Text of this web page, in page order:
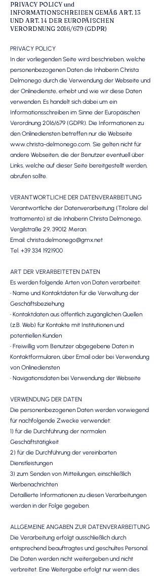
PRIVACY POLICY und
INFORMATIONSCHREIBEN GEMÄß ART. 13
UND ART. 14 DER EUROPÄISCHEN
VERORDNUNG 2016/679 (GDPR)
PRIVACY POLICY
In der vorliegenden Seite wird beschrieben, welche
personenbezogenen Daten die Inhaberin Christa
Delmonego durch die Verwendung der Webseite und
der Onlinedienste, erhebt und wie wir diese Daten
verwenden. Es handelt sich dabei um ein
Informationsschreiben im Sinne der Europäischen
Verordnung 2016/679 (GDPR). Die Informationen zu
den Onlinediensten betreffen nur die Webseite
www.christa-delmonego.com. Sie gelten nicht für
andere Webseiten, die der Benutzer eventuell über
Links, welche auf dieser Seite bereitgestellt werden,
abrufen sollte.
VERANTWORTLICHE DER DATENVERARBEITUNG
Verantwortliche der Datenverarbeitung (Titolare del
trattamento) ist die Inhaberin Christa Delmonego,
Vergilstraße 29, 39012 Meran.
Email: christa.delmonego@gmx.net
Tel. +39 334 1921900
ART DER VERARBEITETEN DATEN
Es werden folgende Arten von Daten verarbeitet:
• Name und Kontaktdaten für die Verwaltung der
Geschäftsbeziehung
• Kontaktdaten aus öffentlich zugänglichen Quellen
(z.B. Web) für Kontakte mit Institutionen und
potentiellen Kunden
• Freiwillig vom Benutzer abgegebene Daten in
Kontaktformularen, über Email oder bei Verwendung
von Onlinediensten
• Navigationsdaten bei Verwendung der Webseite
VERWENDUNG DER DATEN
Die personenbezogenen Daten werden vorwiegend
für nachfolgende Zwecke verwendet:
1) für die Durchführung der normalen
Geschäftstätigkeit
2) für die Durchführung der vereinbarten
Dienstleistungen
3) zum Senden von Mitteilungen, einschließlich
Werbenachrichten
Detaillierte Informationen zu diesen Verarbeitungen
werden in der Folge gegeben.
ALLGEMEINE ANGABEN ZUR DATENVERARBEITUNG
Die Verarbeitung erfolgt ausschließlich durch
entsprechend beauftragtes und geschultes Personal.
Die Daten werden nicht weitergeben und nicht
verbreitet. Eine Weitergabe erfolgt nur wenn dies